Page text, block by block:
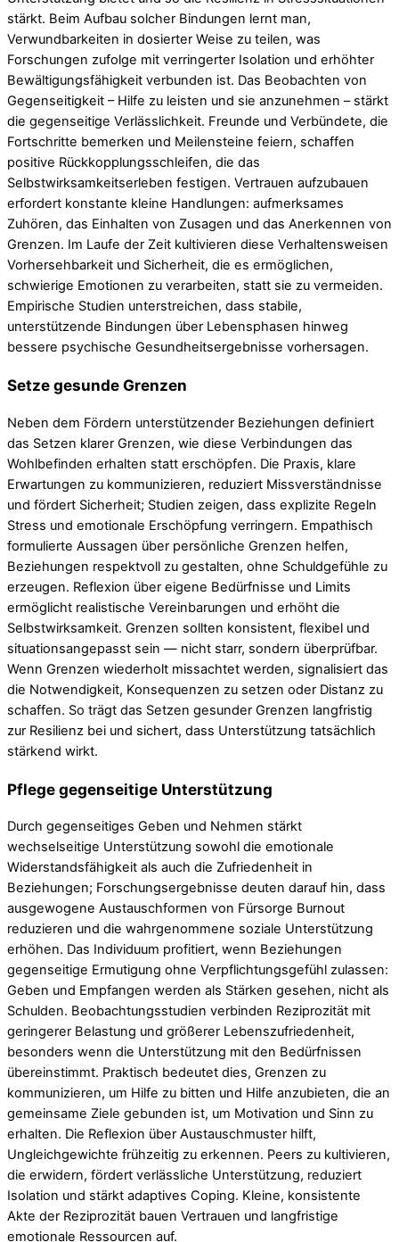
stärkt. Beim Aufbau solcher Bindungen lernt man,
Verwundbarkeiten in dosierter Weise zu teilen, was
Forschungen zufolge mit verringerter Isolation und erhöhter
Bewältigungsfähigkeit verbunden ist. Das Beobachten von
Gegenseitigkeit – Hilfe zu leisten und sie anzunehmen – stärkt
die gegenseitige Verlässlichkeit. Freunde und Verbündete, die
Fortschritte bemerken und Meilensteine feiern, schaffen
positive Rückkopplungsschleifen, die das
Selbstwirksamkeitserleben festigen. Vertrauen aufzubauen
erfordert konstante kleine Handlungen: aufmerksames
Zuhören, das Einhalten von Zusagen und das Anerkennen von
Grenzen. Im Laufe der Zeit kultivieren diese Verhaltensweisen
Vorhersehbarkeit und Sicherheit, die es ermöglichen,
schwierige Emotionen zu verarbeiten, statt sie zu vermeiden.
Empirische Studien unterstreichen, dass stabile,
unterstützende Bindungen über Lebensphasen hinweg
bessere psychische Gesundheitsergebnisse vorhersagen.
Setze gesunde Grenzen
Neben dem Fördern unterstützender Beziehungen definiert
das Setzen klarer Grenzen, wie diese Verbindungen das
Wohlbefinden erhalten statt erschöpfen. Die Praxis, klare
Erwartungen zu kommunizieren, reduziert Missverständnisse
und fördert Sicherheit; Studien zeigen, dass explizite Regeln
Stress und emotionale Erschöpfung verringern. Empathisch
formulierte Aussagen über persönliche Grenzen helfen,
Beziehungen respektvoll zu gestalten, ohne Schuldgefühle zu
erzeugen. Reflexion über eigene Bedürfnisse und Limits
ermöglicht realistische Vereinbarungen und erhöht die
Selbstwirksamkeit. Grenzen sollten konsistent, flexibel und
situationsangepasst sein — nicht starr, sondern überprüfbar.
Wenn Grenzen wiederholt missachtet werden, signalisiert das
die Notwendigkeit, Konsequenzen zu setzen oder Distanz zu
schaffen. So trägt das Setzen gesunder Grenzen langfristig
zur Resilienz bei und sichert, dass Unterstützung tatsächlich
stärkend wirkt.
Pflege gegenseitige Unterstützung
Durch gegenseitiges Geben und Nehmen stärkt
wechselseitige Unterstützung sowohl die emotionale
Widerstandsfähigkeit als auch die Zufriedenheit in
Beziehungen; Forschungsergebnisse deuten darauf hin, dass
ausgewogene Austauschformen von Fürsorge Burnout
reduzieren und die wahrgenommene soziale Unterstützung
erhöhen. Das Individuum profitiert, wenn Beziehungen
gegenseitige Ermutigung ohne Verpflichtungsgefühl zulassen:
Geben und Empfangen werden als Stärken gesehen, nicht als
Schulden. Beobachtungsstudien verbinden Reziprozität mit
geringerer Belastung und größerer Lebenszufriedenheit,
besonders wenn die Unterstützung mit den Bedürfnissen
übereinstimmt. Praktisch bedeutet dies, Grenzen zu
kommunizieren, um Hilfe zu bitten und Hilfe anzubieten, die an
gemeinsame Ziele gebunden ist, um Motivation und Sinn zu
erhalten. Die Reflexion über Austauschmuster hilft,
Ungleichgewichte frühzeitig zu erkennen. Peers zu kultivieren,
die erwidern, fördert verlässliche Unterstützung, reduziert
Isolation und stärkt adaptives Coping. Kleine, konsistente
Akte der Reziprozität bauen Vertrauen und langfristige
emotionale Ressourcen auf.